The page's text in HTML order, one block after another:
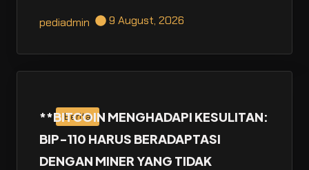
pediadmin 9 August, 2026
Berita
**BITCOIN MENGHADAPI KESULITAN:
BIP-110 HARUS BERADAPTASI
DENGAN MINER YANG TIDAK